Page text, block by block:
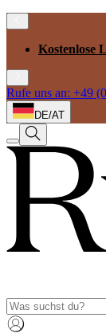
Kostenlose
Rufe uns an: +49
DE/AT